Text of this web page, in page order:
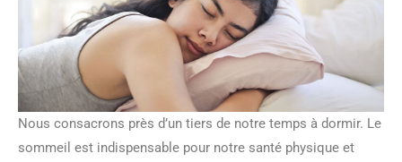
Nous consacrons près d’un tiers de notre temps à dormir. Le
sommeil est indispensable pour notre santé physique et